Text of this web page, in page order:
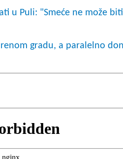
u Puli: "Smeće ne može
gradu, a paralelno